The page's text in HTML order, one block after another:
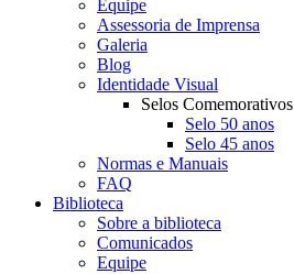
Equipe
Assessoria de Imprensa
Galeria
Blog
Identidade Visual
Selos Comemorativos
Selo 50 anos
Selo 45 anos
Normas e Manuais
FAQ
Biblioteca
Sobre a biblioteca
Comunicados
Equipe